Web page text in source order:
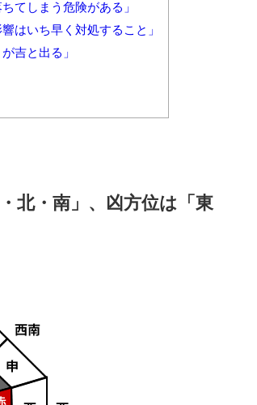
てしまう危険がある」
はいち早く対処すること」
吉と出る」
北・南」、凶方位は「東